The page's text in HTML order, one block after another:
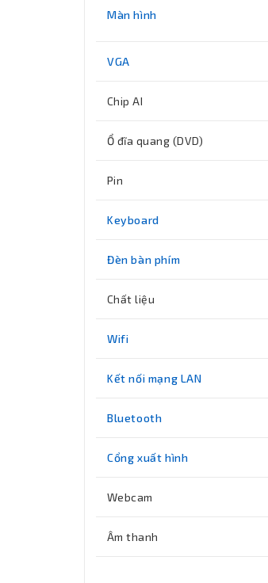
Màn hình
VGA
Chip AI
Ổ đĩa quang (DVD)
Pin
Keyboard
Đèn bàn phím
Chất liệu
Wifi
Kết nối mạng LAN
Bluetooth
Cổng xuất hình
Webcam
Âm thanh